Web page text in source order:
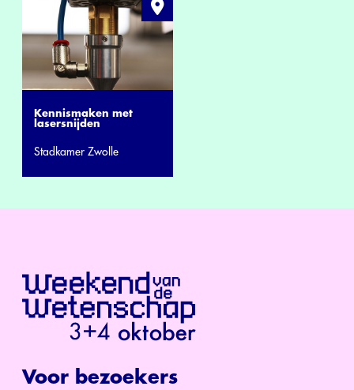
Kennismaken met
lasersnijden
Stadkamer Zwolle
Voor bezoekers